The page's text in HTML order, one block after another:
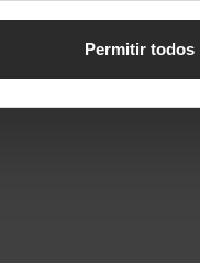
Permitir todos